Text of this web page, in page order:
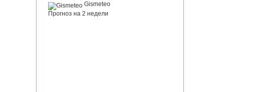
Gismeteo
Прогноз на 2 недели